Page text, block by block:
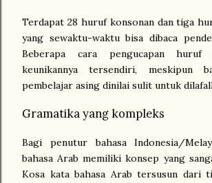
Terdapat 28 huruf konsonan dan tiga
yang sewaktu-waktu bisa dibaca
Beberapa cara pengucapan huruf
keunikannya tersendiri, meskipun
pembelajar asing dinilai sulit untuk
Gramatika yang kompleks
Bagi penutur bahasa Indonesia/
bahasa Arab memiliki konsep yang
Kosa kata bahasa Arab tersusun dari